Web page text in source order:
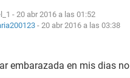
- 20 abr 2016 a las 01:52
- 20 abr 2016 a las 03:38
embarazada en mis dias